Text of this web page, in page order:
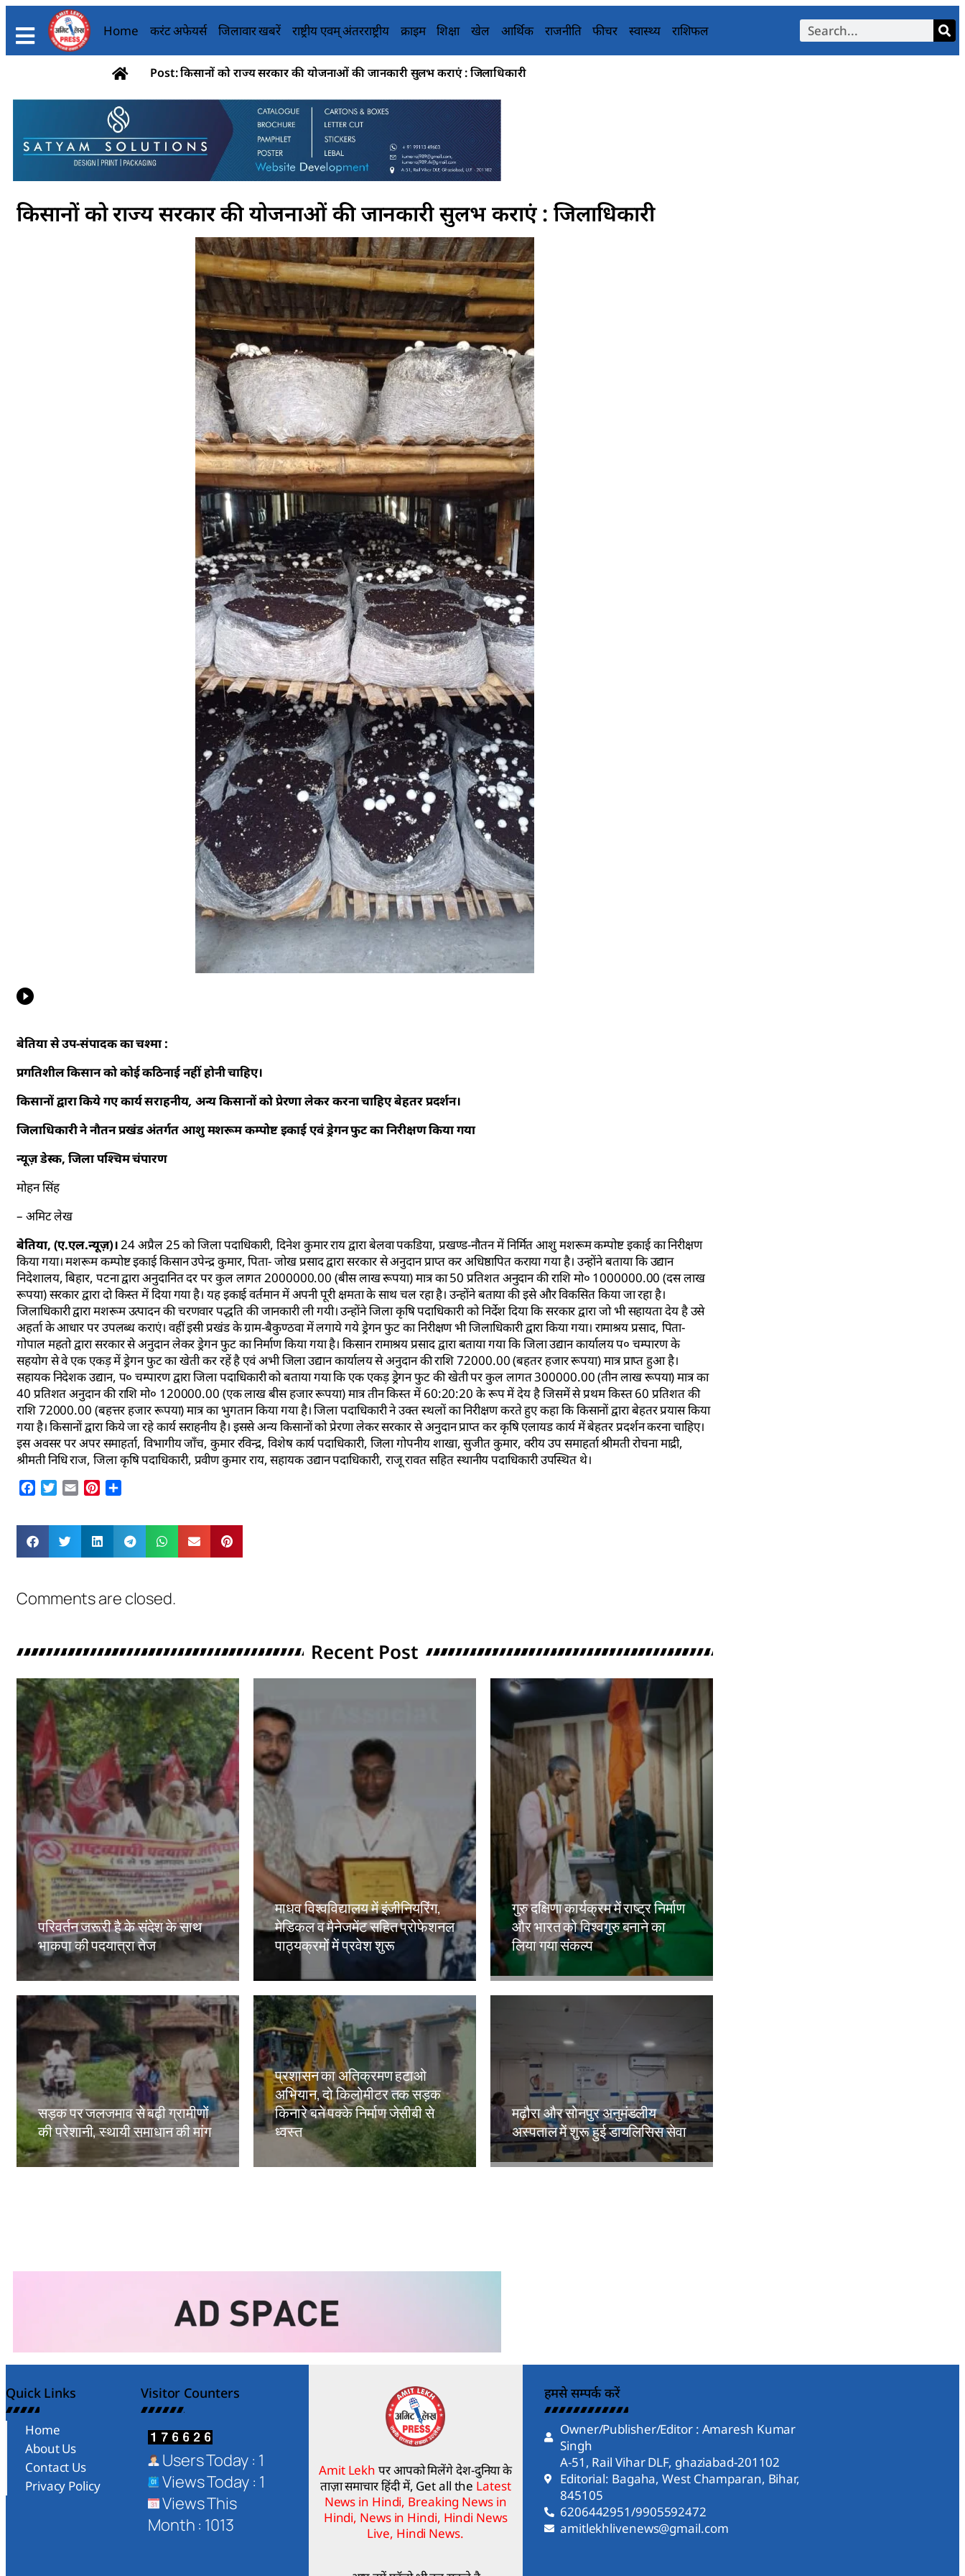
Home करंट अफेयर्स जिलावार खबरें राष्ट्रीय एवम् अंतरराष्ट्रीय क्राइम शिक्षा खेल आर्थिक राजनीति फीचर स्वास्थ्य राशिफल
Post: किसानों को राज्य सरकार की योजनाओं की जानकारी सुलभ कराएं : जिलाधिकारी
किसानों को राज्य सरकार की योजनाओं की जानकारी सुलभ कराएं : जिलाधिकारी
बेतिया से उप-संपादक का चश्मा :
प्रगतिशील किसान को कोई कठिनाई नहीं होनी चाहिए।
किसानों द्वारा किये गए कार्य सराहनीय, अन्य किसानों को प्रेरणा लेकर करना चाहिए बेहतर प्रदर्शन।
जिलाधिकारी ने नौतन प्रखंड अंतर्गत आशु मशरूम कम्पोष्ट इकाई एवं ड्रेगन फुट का निरीक्षण किया गया
न्यूज़ डेस्क, जिला पश्चिम चंपारण
मोहन सिंह
– अमिट लेख
बेतिया, (ए.एल.न्यूज़)।24 अप्रैल 25 को जिला पदाधिकारी, दिनेश कुमार राय द्वारा बेलवा पकडिया, प्रखण्ड-नौतन में निर्मित आशु मशरूम कम्पोष्ट इकाई का निरीक्षण
किया गया। मशरूम कम्पोष्ट इकाई किसान उपेन्द्र कुमार, पिता- जोख प्रसाद द्वारा सरकार से अनुदान प्राप्त कर अधिष्ठापित कराया गया है। उन्होंने बताया कि उद्यान
निदेशालय, बिहार, पटना द्वारा अनुदानित दर पर कुल लागत 2000000.00 (बीस लाख रूपया) मात्र का 50 प्रतिशत अनुदान की राशि मो० 1000000.00 (दस लाख
रूपया) सरकार द्वारा दो किस्त में दिया गया है। यह इकाई वर्तमान में अपनी पूरी क्षमता के साथ चल रहा है। उन्होंने बताया की इसे और विकसित किया जा रहा है।
जिलाधिकारी द्वारा मशरूम उत्पादन की चरणवार पद्धति की जानकारी ली गयी। उन्होंने जिला कृषि पदाधिकारी को निर्देश दिया कि सरकार द्वारा जो भी सहायता देय है उसे
अहर्ता के आधार पर उपलब्ध कराएं। वहीं इसी प्रखंड के ग्राम-बैकुण्ठवा में लगाये गये ड्रेगन फुट का निरीक्षण भी जिलाधिकारी द्वारा किया गया। रामाश्रय प्रसाद, पिता-
गोपाल महतो द्वारा सरकार से अनुदान लेकर ड्रेगन फुट का निर्माण किया गया है। किसान रामाश्रय प्रसाद द्वारा बताया गया कि जिला उद्यान कार्यालय प० चम्पारण के
सहयोग से वे एक एकड़ में ड्रेगन फुट का खेती कर रहें है एवं अभी जिला उद्यान कार्यालय से अनुदान की राशि 72000.00 (बहतर हजार रूपया) मात्र प्राप्त हुआ है।
सहायक निदेशक उद्यान, प० चम्पारण द्वारा जिला पदाधिकारी को बताया गया कि एक एकड़ ड्रेगन फुट की खेती पर कुल लागत 300000.00 (तीन लाख रूपया) मात्र का
40 प्रतिशत अनुदान की राशि मो० 120000.00 (एक लाख बीस हजार रूपया) मात्र तीन किस्त में 60:20:20 के रूप में देय है जिसमें से प्रथम किस्त 60 प्रतिशत की
राशि 72000.00 (बहत्तर हजार रूपया) मात्र का भुगतान किया गया है। जिला पदाधिकारी ने उक्त स्थलों का निरीक्षण करते हुए कहा कि किसानों द्वारा बेहतर प्रयास किया
गया है। किसानों द्वारा किये जा रहे कार्य सराहनीय है। इससे अन्य किसानों को प्रेरणा लेकर सरकार से अनुदान प्राप्त कर कृषि एलायड कार्य में बेहतर प्रदर्शन करना चाहिए।
इस अवसर पर अपर समाहर्ता, विभागीय जाँच, कुमार रविन्द्र, विशेष कार्य पदाधिकारी, जिला गोपनीय शाखा, सुजीत कुमार, वरीय उप समाहर्ता श्रीमती रोचना माद्री,
श्रीमती निधि राज, जिला कृषि पदाधिकारी, प्रवीण कुमार राय, सहायक उद्यान पदाधिकारी, राजू रावत सहित स्थानीय पदाधिकारी उपस्थित थे।
Facebook
Twitter
Email Pinterest
Comments are closed.
Recent Post
परिवर्तन जरूरी है के संदेश के साथ
भाकपा की पदयात्रा तेज
Amit Lekh
माधव विश्वविद्यालय में इंजीनियरिंग,
मेडिकल व मैनेजमेंट सहित प्रोफेशनल
पाठ्यक्रमों में प्रवेश शुरू
गुरु दक्षिणा कार्यक्रम में राष्ट्र निर्माण
और भारत को विश्वगुरु बनाने का
लिया गया संकल्प
Amit Lekh
सड़क पर जलजमाव से बढ़ी ग्रामीणों
की परेशानी, स्थायी समाधान की मांग
Amit Lekh
प्रशासन का अतिक्रमण हटाओ
अभियान, दो किलोमीटर तक सड़क
किनारे बने पक्के निर्माण जेसीबी से
ध्वस्त
मढ़ौरा और सोनपुर अनुमंडलीय
अस्पताल में शुरू हुई डायलिसिस सेवा
Amit Lekh
Quick Links
Home
About Us
Contact Us
Privacy Policy
Visitor Counters
Users Today : 1
Views Today : 1
Views This
Month : 1013
Amit Lekh पर आपको मिलेंगे देश-दुनिया के
ताज़ा समाचार हिंदी में, Get all the Latest
News in Hindi, Breaking News in
Hindi, News in Hindi, Hindi News
Live, Hindi News.
हमसे सम्पर्क करें
Owner/Publisher/Editor : Amaresh Kumar
Singh
A-51, Rail Vihar DLF, ghaziabad-201102
Editorial: Bagaha, West Champaran, Bihar,
845105
6206442951/9905592472
amitlekhlivenews@gmail.com